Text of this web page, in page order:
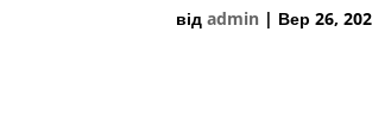
від admin | Вер 26,